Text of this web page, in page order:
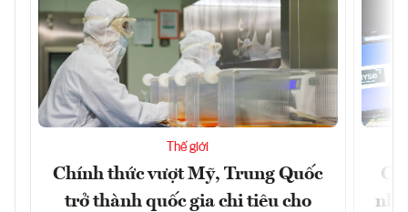
Thế giới
Chính thức vượt Mỹ, Trung Quốc
trở thành quốc gia chi tiêu cho